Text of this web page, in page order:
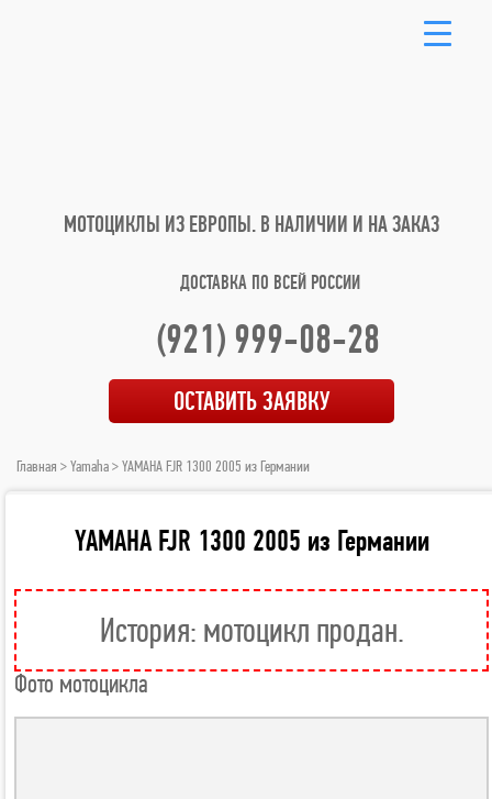
МОТОЦИКЛЫ ИЗ ЕВРОПЫ. В НАЛИЧИИ И НА ЗАКАЗ
ДОСТАВКА ПО ВСЕЙ РОССИИ
(921) 999-08-28
ОСТАВИТЬ ЗАЯВКУ
Главная >Yamaha> YAMAHA FJR 1300 2005 из Германии
YAMAHA FJR 1300 2005 из Германии
История: мотоцикл продан.
Фото мотоцикла